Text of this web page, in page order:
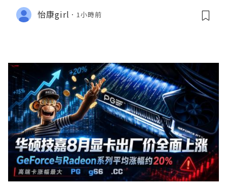
怡康girl 1小時前